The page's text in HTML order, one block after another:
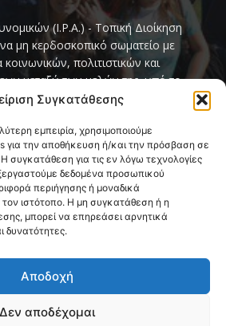
Συγκατάθεσης
εμπειρία, χρησιμοποιούμε
για την αποθήκευση ή/και την πρόσβαση σε
για τις εν λόγω τεχνολογίες
δεδομένα προσωπικού
περιήγησης ή μοναδικά
ιστότοπο. Η μη συγκατάθεση ή η
μπορεί να επηρεάσει αρνητικά
δυνατότητες.
Αποδοχή
Δεν αποδέχομαι
(I.P.A.) - Τοπική Διοίκηση
μη κερδοσκοπικό σωματείο με
πολιτιστικών και
μεταξύ των μελών της, υπό το
per Amikeco» (Υπηρετώ δια της
FOLLOW US